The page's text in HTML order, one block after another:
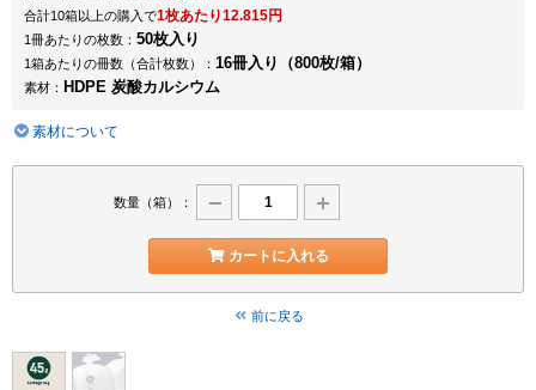
合計10箱以上の購入で1枚あたり12.815円
1冊あたりの枚数： 50枚入り
1箱あたりの冊数（合計枚数）： 16冊入り（800枚/箱）
素材： HDPE 炭酸カルシウム
素材について
数量（箱）：
カートに入れる
前に戻る